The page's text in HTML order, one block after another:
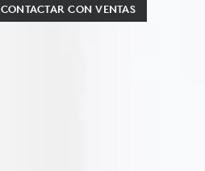
CONTACTAR CON VENTAS